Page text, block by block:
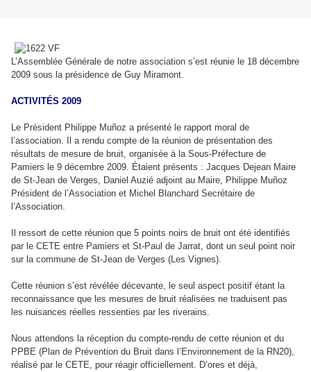
L’Assemblée Générale de notre association s’est réunie le 18 décembre
2009 sous la présidence de Guy Miramont.
ACTIVITÉS 2009
Le Président Philippe Muñoz a présenté le rapport moral de
l’association. Il a rendu compte de la réunion de présentation des
résultats de mesure de bruit, organisée à la Sous-Préfecture de
Pamiers le 9 décembre 2009. Étaient présents : Jacques Dejean Maire
de St-Jean de Verges, Daniel Auzié adjoint au Maire, Philippe Muñoz
Président de l’Association et Michel Blanchard Secrétaire de
l’Association.
Il ressort de cette réunion que 5 points noirs de bruit ont été identifiés
par le CETE entre Pamiers et St-Paul de Jarrat, dont un seul point noir
sur la commune de St-Jean de Verges (Les Vignes).
Cette réunion s’est révélée décevante, le seul aspect positif étant la
reconnaissance que les mesures de bruit réalisées ne traduisent pas
les nuisances réelles ressenties par les riverains.
Nous attendons la réception du compte-rendu de cette réunion et du
PPBE (Plan de Prévention du Bruit dans l’Environnement de la RN20),
réalisé par le CETE, pour réagir officiellement. D’ores et déjà,